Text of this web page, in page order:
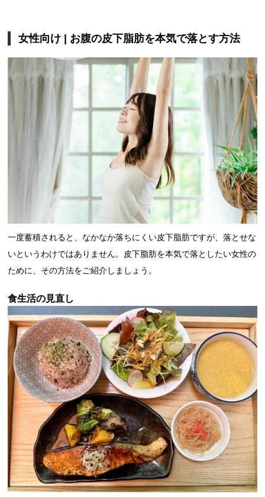
女性向け | お腹の皮下脂肪を本気で落とす方法
一度蓄積されると、なかなか落ちにくい皮下脂肪ですが、落とせな
いというわけではありません。皮下脂肪を本気で落としたい女性の
ために、その方法をご紹介しましょう。
食生活の見直し